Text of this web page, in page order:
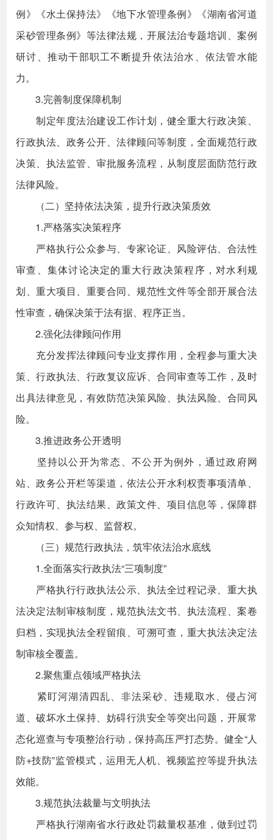
例》《水土保持法》《地下水管理条例》《湖南省河道
采砂管理条例》等法律法规，开展法治专题培训、案例
研讨、推动干部职工不断提升依法治水、依法管水能
力。
3.完善制度保障机制
制定年度法治建设工作计划，健全重大行政决策、
行政执法、政务公开、法律顾问等制度，全面规范行政
决策、执法监管、审批服务流程，从制度层面防范行政
法律风险。
（二）坚持依法决策，提升行政决策质效
1.严格落实决策程序
严格执行公众参与、专家论证、风险评估、合法性
审查、集体讨论决定的重大行政决策程序，对水利规
划、重大项目、重要合同、规范性文件等全部开展合法
性审查，确保决策于法有据、程序正当。
2.强化法律顾问作用
充分发挥法律顾问专业支撑作用，全程参与重大决
策、行政执法、行政复议应诉、合同审查等工作，及时
出具法律意见，有效防范决策风险、执法风险、合同风
险。
3.推进政务公开透明
坚持以公开为常态、不公开为例外，通过政府网
站、政务公开栏等渠道，依法公开水利权责事项清单、
行政许可、执法结果、政策文件、项目信息等，保障群
众知情权、参与权、监督权。
（三）规范行政执法，筑牢依法治水底线
1.全面落实行政执法“三项制度”
严格执行行政执法公示、执法全过程记录、重大执
法决定法制审核制度，规范执法文书、执法流程、案卷
归档，实现执法全程留痕、可溯可查，重大执法决定法
制审核全覆盖。
2.聚焦重点领域严格执法
紧盯河湖清四乱、非法采砂、违规取水、侵占河
道、破坏水土保持、妨碍行洪安全等突出问题，开展常
态化巡查与专项整治行动，保持高压严打态势。健全“人
防+技防”监管模式，运用无人机、视频监控等提升执法
效能。
3.规范执法裁量与文明执法
严格执行湖南省水行政处罚裁量权基准，做到过罚